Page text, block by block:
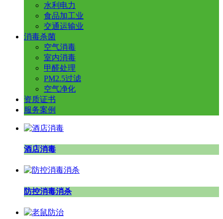
水利电力
食品加工业
交通运输业
消毒杀菌
空气消毒
室内消毒
甲醛处理
PM2.5过滤
空气净化
资质证书
服务案例
酒店消毒
防控消毒消杀